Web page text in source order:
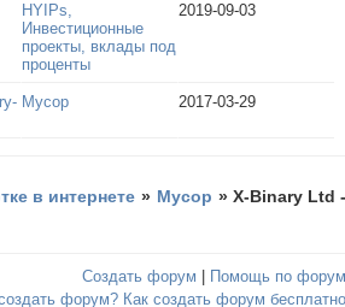
HYIPs,
Инвестиционные
проекты, вклады под
проценты
2019-09-03
Мусор 2017-03-29
в интернете » Мусор »X-Binary Ltd
Создать форум Помощь по